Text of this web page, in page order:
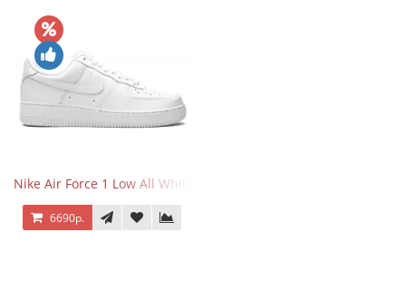
Nike Air Force 1 Low All White
6690р.